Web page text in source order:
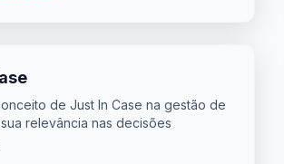
de Just In Case na gestão de
relevância nas decisões